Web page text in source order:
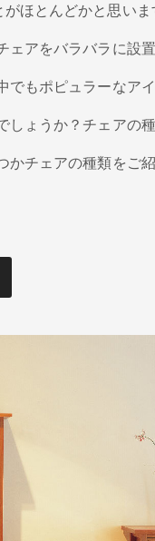
ほとんどかと思い
アをバラバラに設
もポピュラーなア
ょうか？チェアの
チェアの種類をご